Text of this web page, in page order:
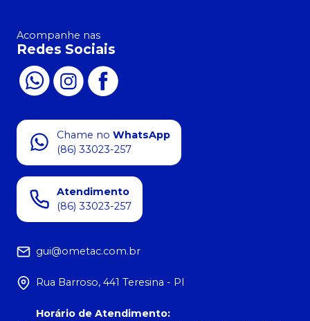
Acompanhe nas
Redes Sociais
Chame no WhatsApp
(86) 33023-257
Atendimento
(86) 33023-257
gui@ometac.com.br
Rua Barroso, 441 Teresina - PI
Horário de Atendimento: